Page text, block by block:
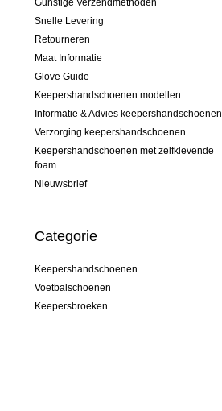
Gunstige Verzendmethoden
Snelle Levering
Retourneren
Maat Informatie
Glove Guide
Keepershandschoenen modellen
Informatie & Advies keepershandschoenen
Verzorging keepershandschoenen
Keepershandschoenen met zelfklevende
foam
Nieuwsbrief
Categorie
Keepershandschoenen
Voetbalschoenen
Keepersbroeken